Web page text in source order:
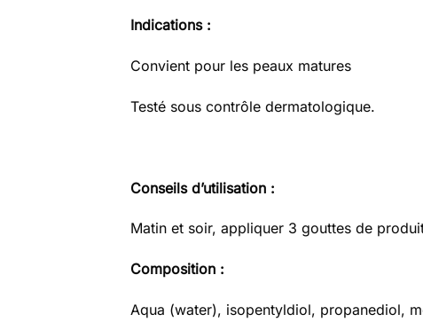
Indications :
Convient pour les peaux matures
Testé sous contrôle dermatologique.
Conseils d’utilisation :
Matin et soir, appliquer 3 gouttes de
Composition :
Aqua (water), isopentyldiol, propanediol,